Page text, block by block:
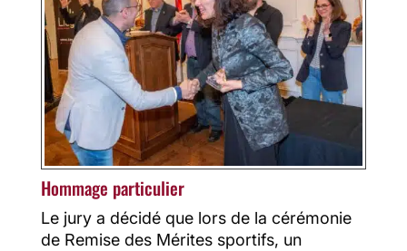
Hommage particulier
Le jury a décidé que lors de la cérémonie
de Remise des Mérites sportifs, un